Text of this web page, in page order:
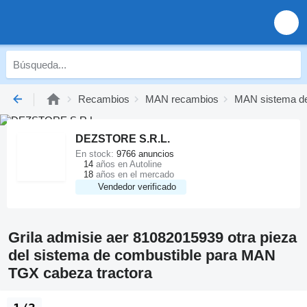
Recambios MAN recambios MAN sistema
DEZSTORE S.R.L.
Vendedor verificado
En stock: 9766 anuncios
14 años en Autoline
18 años en el mercado
Grila admisie aer 81082015939 otra pieza
del sistema de combustible para MAN
TGX cabeza tractora